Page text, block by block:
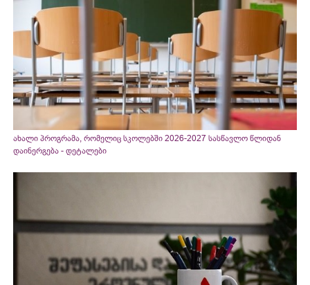
ახალი პროგრამა, რომელიც სკოლებში 2026-2027 სასწავლო წლიდან
დაინერგება - დეტალები